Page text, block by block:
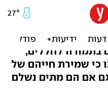
גוויות
בתמורה לחללים,
כי שמירת חייהם של
אם הם מתים נשלם